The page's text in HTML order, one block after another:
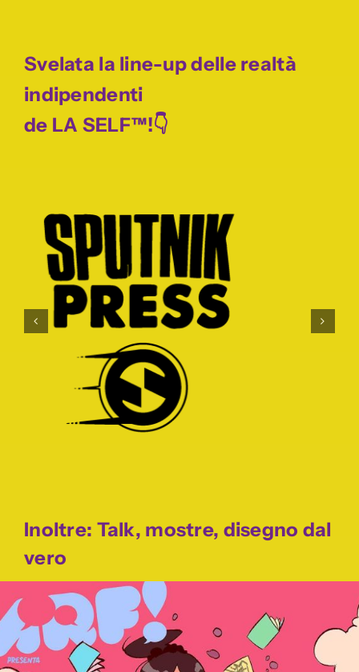
Svelata la line-up delle realtà
indipendenti
de LA SELF™!👇
Inoltre: Talk, mostre, disegno dal
vero